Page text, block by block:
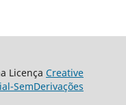
Licença Creative
SemDerivações